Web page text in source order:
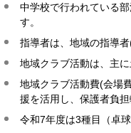
中学校で行われている
す。
指導者は、地域の指導
地域クラブ活動は、主
地域クラブ活動費(会場
援を活用し、保護者負
令和7年度は3種目（卓